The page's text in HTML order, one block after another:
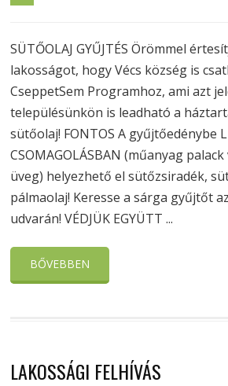
SÜTŐOLAJ GYŰJTÉS Örömmel
lakosságot, hogy Vécs község is
CseppetSem Programhoz, ami azt
településünkön is leadható a
sütőolaj! FONTOS A gyűjtőedénybe
CSOMAGOLÁSBAN (műanyag
üveg) helyezhető el sütőzsiradék,
pálmaolaj! Keresse a sárga gyűjtőt
udvarán! VÉDJÜK EGYÜTT ...
BŐVEBBEN
LAKOSSÁGI FELHÍVÁS